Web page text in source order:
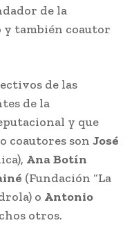
de la
también coautor
de las
de la
y que
coautores son José
AnaBotín
(Fundación “La
o Antonio
otros.